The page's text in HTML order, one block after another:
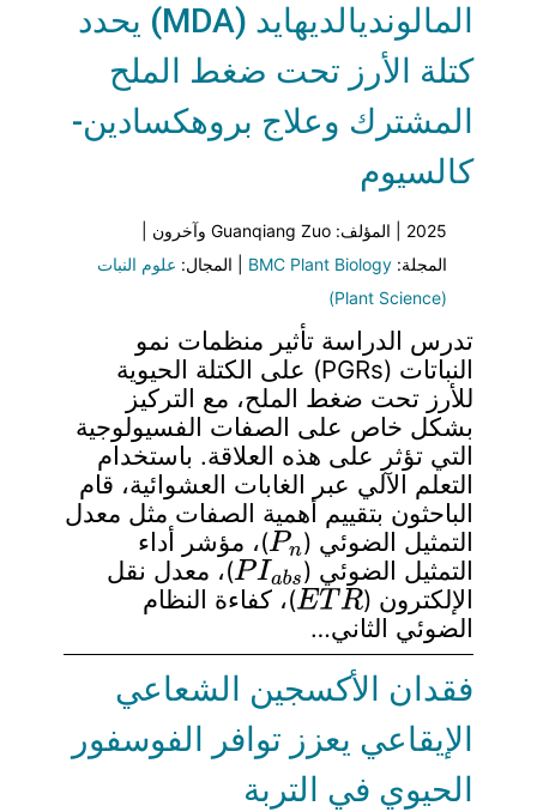
المالونديالديهايد (MDA) يحدد
كتلة الأرز تحت ضغط الملح
المشترك وعلاج بروهكسادين-
كالسيوم
2025 | المؤلف: Guanqiang Zuo وآخرون |
المجلة:BMC Plant Biology | المجال: علوم النبات
(Plant Science)
تدرس الدراسة تأثير منظمات نمو
النباتات (PGRs) على الكتلة الحيوية
للأرز تحت ضغط الملح، مع التركيز
بشكل خاص على الصفات الفسيولوجية
التي تؤثر على هذه العلاقة. باستخدام
التعلم الآلي عبر الغابات العشوائية، قام
الباحثون بتقييم أهمية الصفات مثل معدل
التمثيل الضوئي (
Pn )، مؤشر أداء
التمثيل الضوئي (
PIabs
)، معدل نقل
الإلكترون (
ETR
)، كفاءة النظام
الضوئي الثاني…
فقدان الأكسجين الشعاعي
الإيقاعي يعزز توافر الفوسفور
الحيوي في التربة